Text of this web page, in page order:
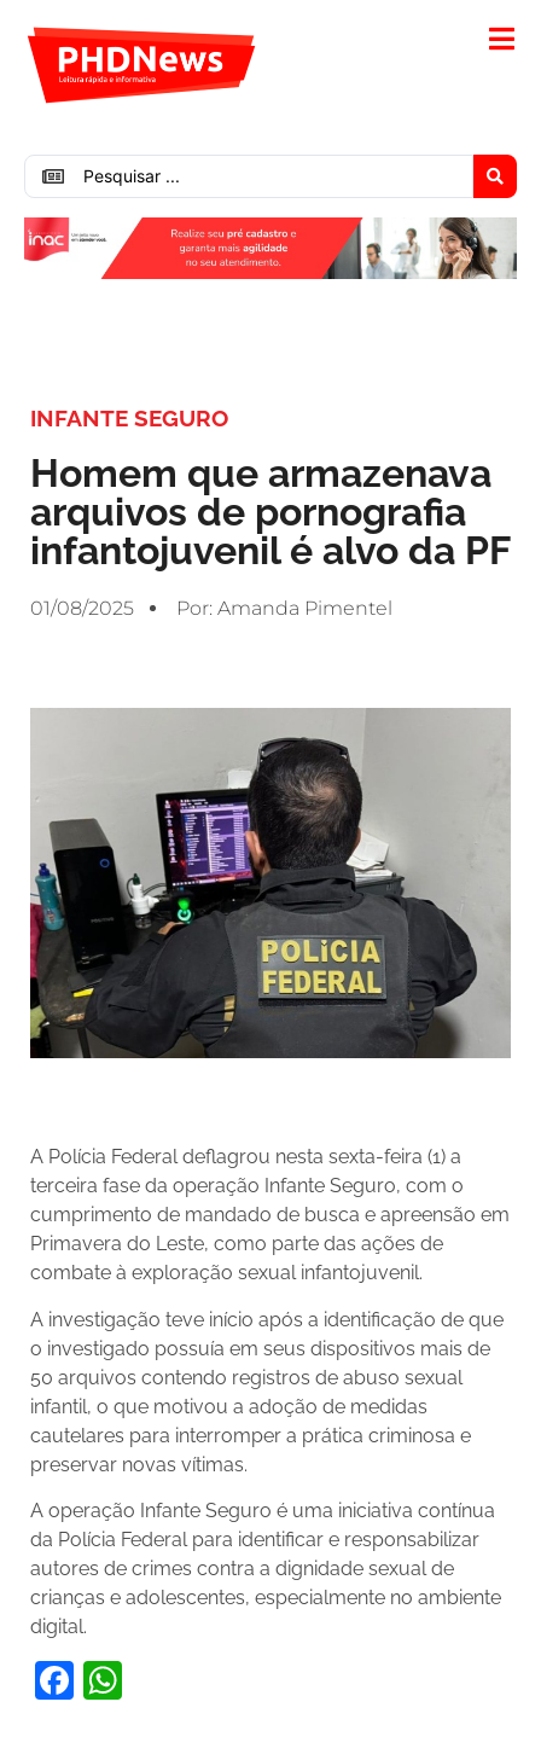
INFANTE SEGURO
Homem que armazenava
arquivos de pornografia
infantojuvenil é alvo da PF
01/08/2025 Por: Amanda Pimentel
A Polícia Federal deflagrou nesta sexta-feira (1) a
terceira fase da operação Infante Seguro, com o
cumprimento de mandado de busca e apreensão em
Primavera do Leste, como parte das ações de
combate à exploração sexual infantojuvenil.
A investigação teve início após a identificação de que
o investigado possuía em seus dispositivos mais de
50 arquivos contendo registros de abuso sexual
infantil, o que motivou a adoção de medidas
cautelares para interromper a prática criminosa e
preservar novas vítimas.
A operação Infante Seguro é uma iniciativa contínua
da Polícia Federal para identificar e responsabilizar
autores de crimes contra a dignidade sexual de
crianças e adolescentes, especialmente no ambiente
digital.
Facebook